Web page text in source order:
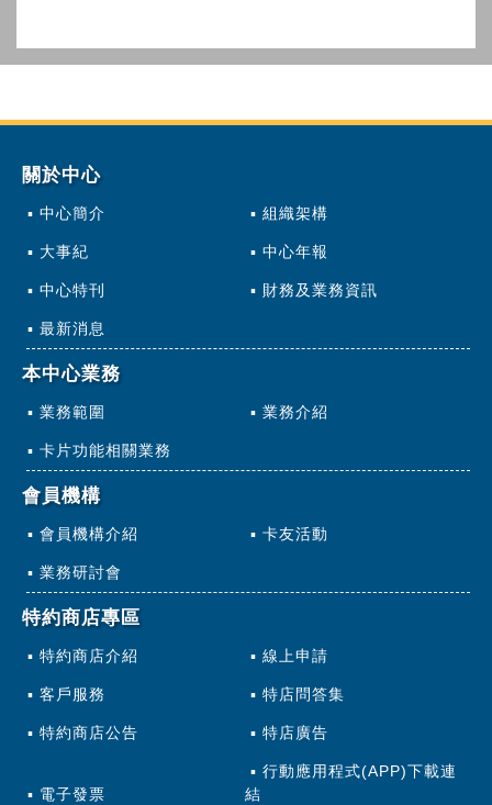
關於中心
中心簡介 組織架構
大事紀 中心年報
中心特刊 財務及業務資訊
最新消息
本中心業務
業務範圍 業務介紹
卡片功能相關業務
會員機構
會員機構介紹 卡友活動
業務研討會
特約商店專區
特約商店介紹 線上申請
客戶服務 特店問答集
特約商店公告 特店廣告
電子發票
行動應用程式(APP)下載連
結